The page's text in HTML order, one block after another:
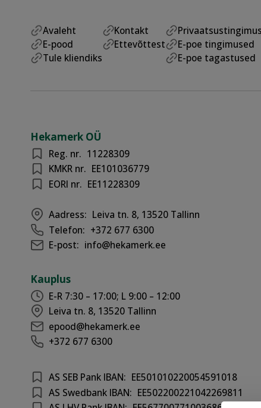
Avaleht
E-pood
Tule kliendiks
Kontakt
Ettevõttest
E-poe tingimused
E-poe tagastused
Hekamerk OÜ
Reg. nr. 11228309
KMKR nr. EE101036779
EORI nr. EE11228309
Aadress: Leiva tn. 8, 13520 Tallinn
Telefon: +372 677 6300
E-post: info@hekamerk.ee
Kauplus
E-R 7:30 – 17:00; L 9:00 – 12:00
Leiva tn. 8, 13520 Tallinn
epood@hekamerk.ee
+372 677 6300
AS SEB Pank IBAN: EE501010220054591018
AS Swedbank IBAN: EE502200221042269811